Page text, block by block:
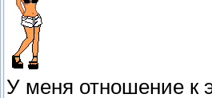
У меня отношение к